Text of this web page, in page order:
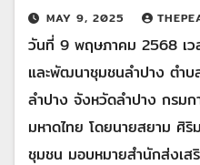
MAY 9, 2025
วันที่ 9 พฤษภาคม 2568 เ
และพัฒนาชุมชนลำปาง ตำบ
ลำปาง จังหวัดลำปาง กรม
มหาดไทย โดยนายสยาม ศิ
ชุมชน มอบหมายสำนักส่งเ